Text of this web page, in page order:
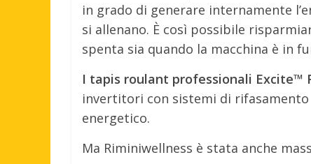
in grado di generare internamente
si allenano. È così possibile
spenta sia quando la macchina è in
I tapis roulant professionali Excite™
invertitori con sistemi di
energetico.
Ma Riminiwellness è stata anche